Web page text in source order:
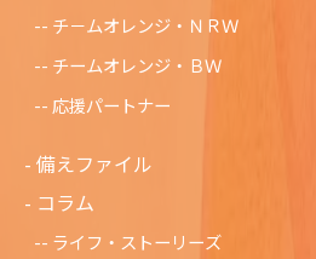
チ－ムオレンジ・ＮＲＷ
チームオレンジ・ＢＷ
応援パートナー
備えファイル
コラム
ライフ・ストーリーズ